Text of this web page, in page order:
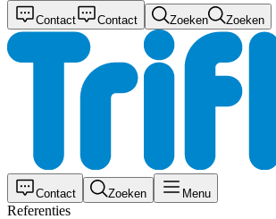
Contact Contact Zoeken Zoeken
Contact Zoeken Menu
Referenties